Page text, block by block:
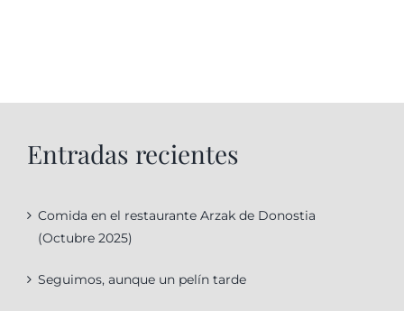
Entradas recientes
Comida en el restaurante Arzak de Donostia
(Octubre 2025)
Seguimos, aunque un pelín tarde